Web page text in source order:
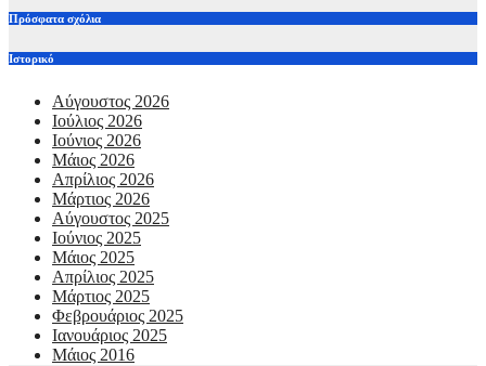
Πρόσφατα σχόλια
Ιστορικό
Αύγουστος 2026
Ιούλιος 2026
Ιούνιος 2026
Μάιος 2026
Απρίλιος 2026
Μάρτιος 2026
Αύγουστος 2025
Ιούνιος 2025
Μάιος 2025
Απρίλιος 2025
Μάρτιος 2025
Φεβρουάριος 2025
Ιανουάριος 2025
Μάιος 2016